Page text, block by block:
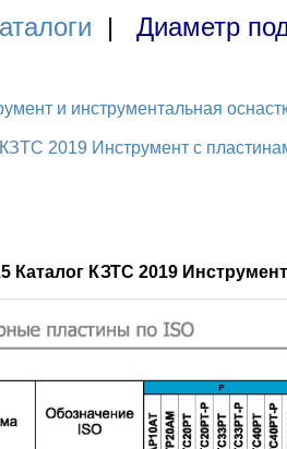
| Диаметр
и инструментальная
КЗТС 2019 Инструмент с
Каталог КЗТС 2019